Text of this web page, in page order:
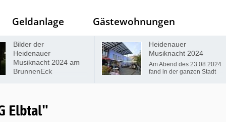
Geldanlage Gästewohnungen
Bilder der
Heidenauer
Musiknacht 2024 am
BrunnenEck
Heidenauer
Musiknacht 2024
Am Abend des 23.08.2024
fand in der ganzen Stadt
Elbtal"